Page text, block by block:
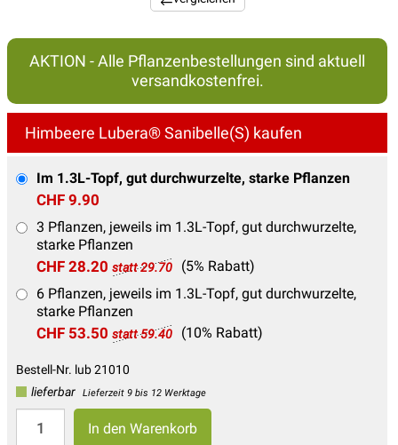
AKTION - Alle Pflanzenbestellungen sind aktuell
versandkostenfrei.
Himbeere Lubera® Sanibelle(S) kaufen
Im 1.3L-Topf, gut durchwurzelte, starke Pflanzen
CHF 9.90
3 Pflanzen, jeweils im 1.3L-Topf, gut durchwurzelte,
starke Pflanzen
CHF 28.20 statt 29.70
(5% Rabatt)
6 Pflanzen, jeweils im 1.3L-Topf, gut durchwurzelte,
starke Pflanzen
CHF 53.50 statt 59.40 (10% Rabatt)
Bestell-Nr. lub 21010
lieferbar
Lieferzeit 9 bis 12 Werktage